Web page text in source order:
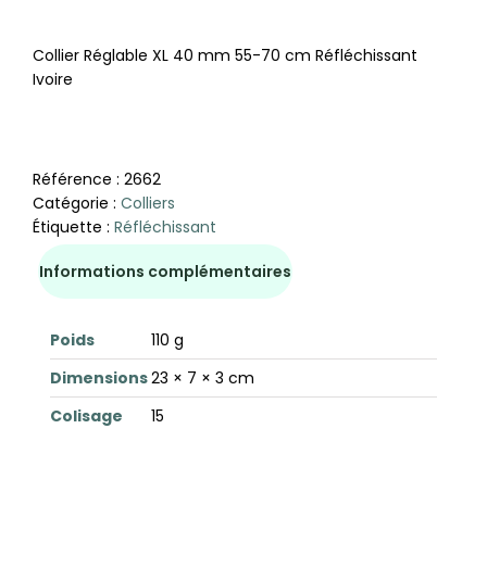
Collier Réglable XL 40 mm 55-70 cm Réfléchissant
Ivoire
Référence : 2662
Catégorie : Colliers
Étiquette : Réfléchissant
Informations complémentaires
Poids
110 g
Dimensions23 × 7 × 3 cm
Colisage
15